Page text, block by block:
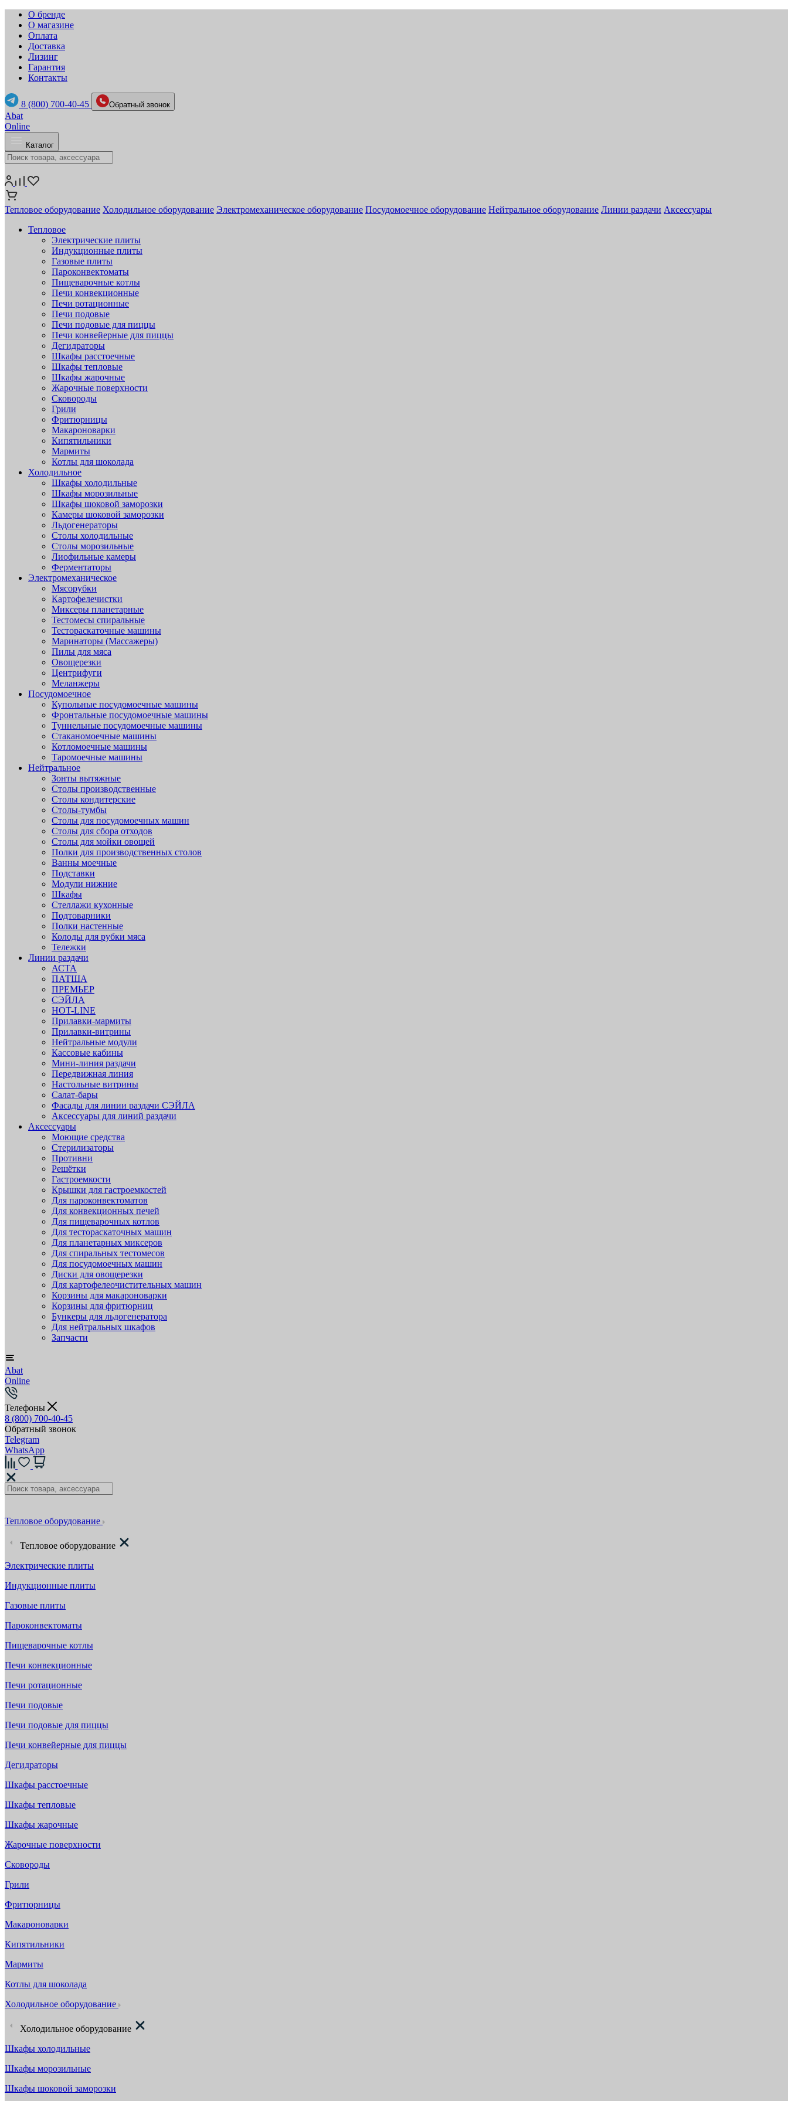
О бренде
О магазине
Оплата
Доставка
Лизинг
Гарантия
Контакты
8 (800) 700-40-45 Обратный звонок
Abat
Online
Каталог
Тепловое оборудование Холодильное оборудование Электромеханическое оборудование Посудомоечное оборудование Нейтральное оборудование Линии раздачи Аксессуары
Тепловое
Электрические плиты
Индукционные плиты
Газовые плиты
Пароконвектоматы
Пищеварочные котлы
Печи конвекционные
Печи ротационные
Печи подовые
Печи подовые для пиццы
Печи конвейерные для пиццы
Дегидраторы
Шкафы расстоечные
Шкафы тепловые
Шкафы жарочные
Жарочные поверхности
Сковороды
Грили
Фритюрницы
Макароноварки
Кипятильники
Мармиты
Котлы для шоколада
Холодильное
Шкафы холодильные
Шкафы морозильные
Шкафы шоковой заморозки
Камеры шоковой заморозки
Льдогенераторы
Столы холодильные
Столы морозильные
Лиофильные камеры
Ферментаторы
Электромеханическое
Мясорубки
Картофелечистки
Миксеры планетарные
Тестомесы спиральные
Тестораскаточные машины
Маринаторы (Массажеры)
Пилы для мяса
Овощерезки
Центрифуги
Меланжеры
Посудомоечное
Купольные посудомоечные машины
Фронтальные посудомоечные машины
Туннельные посудомоечные машины
Стаканомоечные машины
Котломоечные машины
Таромоечные машины
Нейтральное
Зонты вытяжные
Столы производственные
Столы кондитерские
Столы-тумбы
Столы для посудомоечных машин
Столы для сбора отходов
Столы для мойки овощей
Полки для производственных столов
Ванны моечные
Подставки
Модули нижние
Шкафы
Стеллажи кухонные
Подтоварники
Полки настенные
Колоды для рубки мяса
Тележки
Линии раздачи
АСТА
ПАТША
ПРЕМЬЕР
СЭЙЛА
HOT-LINE
Прилавки-мармиты
Прилавки-витрины
Нейтральные модули
Кассовые кабины
Мини-линия раздачи
Передвижная линия
Настольные витрины
Салат-бары
Фасады для линии раздачи СЭЙЛА
Аксессуары для линий раздачи
Аксессуары
Моющие средства
Стерилизаторы
Противни
Решётки
Гастроемкости
Крышки для гастроемкостей
Для пароконвектоматов
Для конвекционных печей
Для пищеварочных котлов
Для тестораскаточных машин
Для планетарных миксеров
Для спиральных тестомесов
Для посудомоечных машин
Диски для овощерезки
Для картофелеочистительных машин
Корзины для макароноварки
Корзины для фритюрниц
Бункеры для льдогенератора
Для нейтральных шкафов
Запчасти
Abat
Online
Телефоны
8 (800) 700-40-45
Обратный звонок
Telegram
WhatsApp
Тепловое оборудование
Тепловое оборудование
Электрические плиты
Индукционные плиты
Газовые плиты
Пароконвектоматы
Пищеварочные котлы
Печи конвекционные
Печи ротационные
Печи подовые
Печи подовые для пиццы
Печи конвейерные для пиццы
Дегидраторы
Шкафы расстоечные
Шкафы тепловые
Шкафы жарочные
Жарочные поверхности
Сковороды
Грили
Фритюрницы
Макароноварки
Кипятильники
Мармиты
Котлы для шоколада
Холодильное оборудование
Холодильное оборудование
Шкафы холодильные
Шкафы морозильные
Шкафы шоковой заморозки